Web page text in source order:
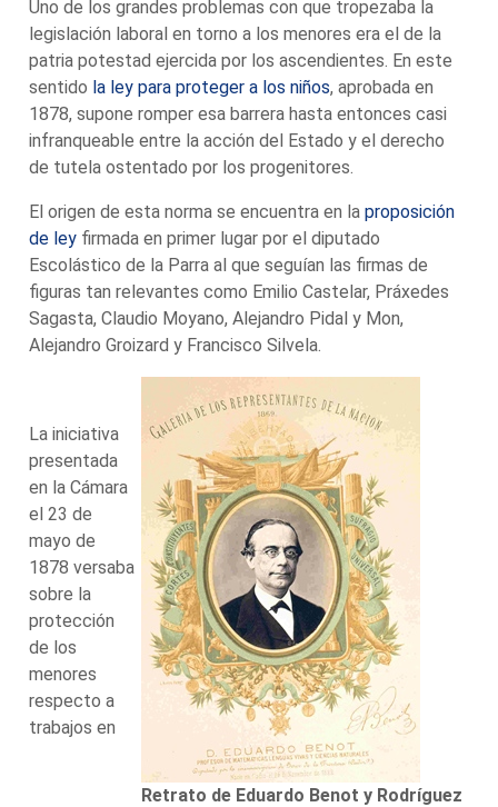
Uno de los grandes problemas con que tropezaba la
legislación laboral en torno a los menores era el de la
patria potestad ejercida por los ascendientes. En este
sentido la ley para proteger a los niños, aprobada en
1878, supone romper esa barrera hasta entonces casi
infranqueable entre la acción del Estado y el derecho
de tutela ostentado por los progenitores.
El origen de esta norma se encuentra en laproposición
de ley firmada en primer lugar por el diputado
Escolástico de la Parra al que seguían las firmas de
figuras tan relevantes como Emilio Castelar, Práxedes
Sagasta, Claudio Moyano, Alejandro Pidal y Mon,
Alejandro Groizard y Francisco Silvela.
Retrato de Eduardo Benot y Rodríguez
La iniciativa
presentada
en la Cámara
el 23 de
mayo de
1878 versaba
sobre la
protección
de los
menores
respecto a
trabajos en